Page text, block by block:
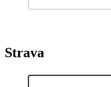
Strava